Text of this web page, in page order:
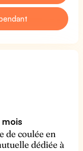
de coulée en
dédiée à